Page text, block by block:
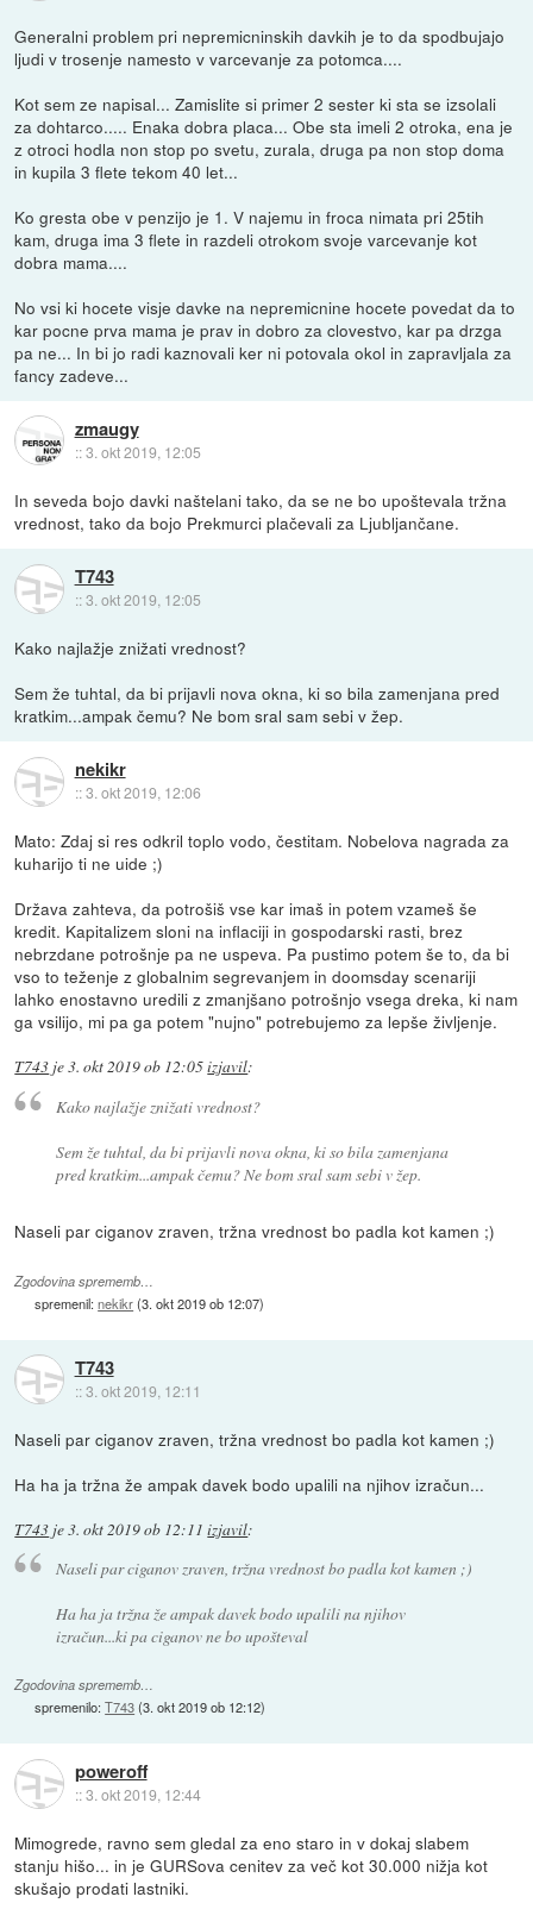
Generalni problem pri nepremicninskih davkih je to da spodbujajo
ljudi v trosenje namesto v varcevanje za potomca....
Kot sem ze napisal... Zamislite si primer 2 sester ki sta se izsolali
za dohtarco..... Enaka dobra placa... Obe sta imeli 2 otroka, ena je
z otroci hodla non stop po svetu, zurala, druga pa non stop doma
in kupila 3 flete tekom 40 let...
Ko gresta obe v penzijo je 1. V najemu in froca nimata pri 25tih
kam, druga ima 3 flete in razdeli otrokom svoje varcevanje kot
dobra mama....
No vsi ki hocete visje davke na nepremicnine hocete povedat da to
kar pocne prva mama je prav in dobro za clovestvo, kar pa drzga
pa ne... In bi jo radi kaznovali ker ni potovala okol in zapravljala za
fancy zadeve...
zmaugy
::3. okt 2019, 12:05
In seveda bojo davki naštelani tako, da se ne bo upoštevala tržna
vrednost, tako da bojo Prekmurci plačevali za Ljubljančane.
T743
::3. okt 2019, 12:05
Kako najlažje znižati vrednost?
Sem že tuhtal, da bi prijavli nova okna, ki so bila zamenjana pred
kratkim...ampak čemu? Ne bom sral sam sebi v žep.
nekikr
::3. okt 2019, 12:06
Mato: Zdaj si res odkril toplo vodo, čestitam. Nobelova nagrada za
kuharijo ti ne uide ;)
Država zahteva, da potrošiš vse kar imaš in potem vzameš še
kredit. Kapitalizem sloni na inflaciji in gospodarski rasti, brez
nebrzdane potrošnje pa ne uspeva. Pa pustimo potem še to, da bi
vso to teženje z globalnim segrevanjem in doomsday scenariji
lahko enostavno uredili z zmanjšano potrošnjo vsega dreka, ki nam
ga vsilijo, mi pa ga potem "nujno" potrebujemo za lepše življenje.
T743 je3. okt 2019 ob 12:05izjavil:
Kako najlažje znižati vrednost?
Sem že tuhtal, da bi prijavli nova okna, ki so bila zamenjana
pred kratkim...ampak čemu? Ne bom sral sam sebi v žep.
Naseli par ciganov zraven, tržna vrednost bo padla kot kamen ;)
Zgodovina sprememb…
spremenil:nekikr(3. okt 2019 ob 12:07)
T743
::3. okt 2019, 12:11
Naseli par ciganov zraven, tržna vrednost bo padla kot kamen ;)
Ha ha ja tržna že ampak davek bodo upalili na njihov izračun...
T743 je3. okt 2019 ob 12:11 izjavil:
Naseli par ciganov zraven, tržna vrednost bo padla kot kamen ;)
Ha ha ja tržna že ampak davek bodo upalili na njihov
izračun...ki pa ciganov ne bo upošteval
Zgodovina sprememb…
spremenilo:T743(3. okt 2019 ob 12:12)
poweroff
::3. okt 2019, 12:44
Mimogrede, ravno sem gledal za eno staro in v dokaj slabem
stanju hišo... in je GURSova cenitev za več kot 30.000 nižja kot
skušajo prodati lastniki.